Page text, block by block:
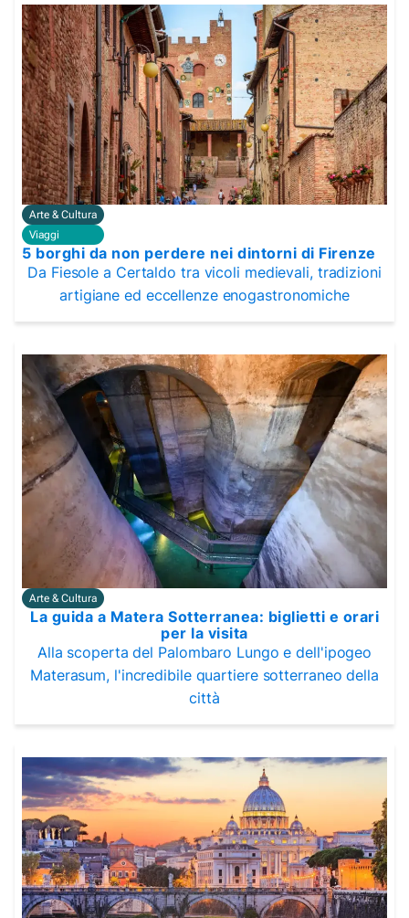
Arte & Cultura
Viaggi
5 borghi da non perdere nei dintorni di Firenze
Da Fiesole a Certaldo tra vicoli medievali, tradizioni
artigiane ed eccellenze enogastronomiche
Arte & Cultura
La guida a Matera Sotterranea: biglietti e orari
per la visita
Alla scoperta del Palombaro Lungo e dell'ipogeo
Materasum, l'incredibile quartiere sotterraneo della
città